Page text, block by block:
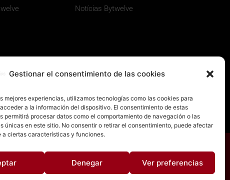
Gestionar el consentimiento de las cookies
mejores experiencias, utilizamos tecnologías como las cookies para
a la información del dispositivo. El consentimiento de estas
permitirá procesar datos como el comportamiento de navegación o las
únicas en este sitio. No consentir o retirar el consentimiento, puede afectar
a ciertas características y funciones.
Denegar Ver preferencias
Notícias Bytwelve
· Servidores y